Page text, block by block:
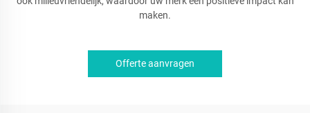
maken.
Offerte aanvragen